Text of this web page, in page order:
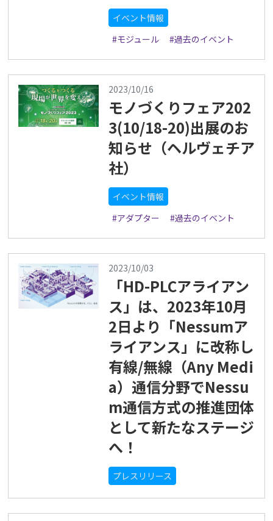
イベント情報
#モジュール
#過去のイベント
2023/10/16
モノづくりフェア202
3(10/18-20)出展のお
知らせ（ヘルヴェチア
社）
イベント情報
#アダプター
#過去のイベント
2023/10/03
「HD-PLCアライアン
ス」は、2023年10月
2日より「Nessumア
ライアンス」に改称し
有線/無線（Any Medi
a）通信分野でNessu
m通信方式の推進団体
として新たなステージ
へ！
プレスリリース